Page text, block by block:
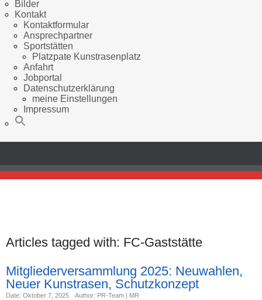
Bilder
Kontakt
Kontaktformular
Ansprechpartner
Sportstätten
Platzpate Kunstrasenplatz
Anfahrt
Jobportal
Datenschutzerklärung
meine Einstellungen
Impressum
Articles tagged with: FC-Gaststätte
Mitgliederversammlung 2025: Neuwahlen,
Neuer Kunstrasen, Schutzkonzept
Date: Oktober 7, 2025 Author: PR-Team | MR